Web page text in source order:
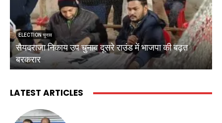
ELECTION चुनाव
सैयदराजा निकाय उप चुनाव दूसरे राउंड में भाजपा की बढ़त
बरकरार
LATEST ARTICLES